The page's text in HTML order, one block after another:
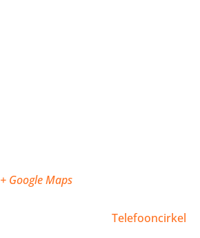
+ Google Maps
Telefooncirkel